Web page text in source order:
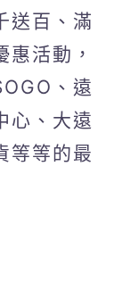
送百、滿
活動，
、遠
心、大遠
等等的最